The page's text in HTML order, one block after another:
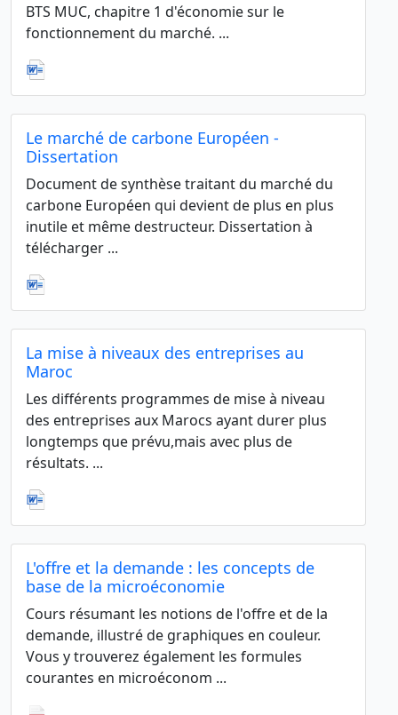
BTS MUC, chapitre 1 d'économie sur le
fonctionnement du marché. ...
Le marché de carbone Européen -
Dissertation
Document de synthèse traitant du marché du
carbone Européen qui devient de plus en plus
inutile et même destructeur. Dissertation à
télécharger ...
La mise à niveaux des entreprises au
Maroc
Les différents programmes de mise à niveau
des entreprises aux Marocs ayant durer plus
longtemps que prévu,mais avec plus de
résultats. ...
L'offre et la demande : les concepts de
base de la microéconomie
Cours résumant les notions de l'offre et de la
demande, illustré de graphiques en couleur.
Vous y trouverez également les formules
courantes en microéconom ...